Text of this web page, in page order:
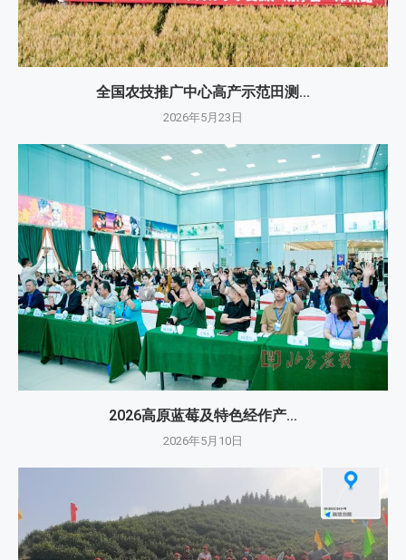
全国农技推广中心高产示范田测...
2026年5月23日
2026高原蓝莓及特色经作产...
2026年5月10日